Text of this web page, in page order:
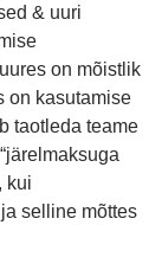
& uuri
on mõistlik
on kasutamise
taotleda teame
kui
selline mõttes